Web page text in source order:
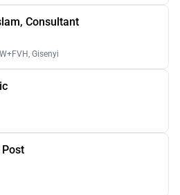
Consultant
Gisenyi